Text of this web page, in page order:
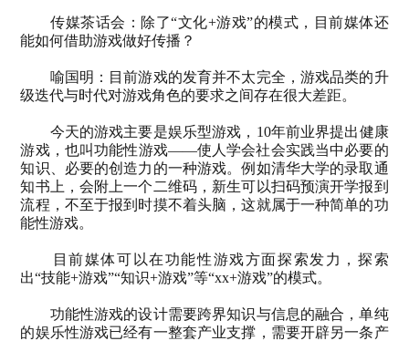
传媒茶话会：除了“文化+游戏”的模式，目前媒体还
能如何借助游戏做好传播？
喻国明：目前游戏的发育并不太完全，游戏品类的升
级迭代与时代对游戏角色的要求之间存在很大差距。
今天的游戏主要是娱乐型游戏， 10年前业界提出健康
游戏，也叫功能性游戏——使人学会社会实践当中必要的
知识、必要的创造力的一种游戏。例如清华大学的录取通
知书上，会附上一个二维码，新生可以扫码预演开学报到
流程，不至于报到时摸不着头脑，这就属于一种简单的功
能性游戏。
目前媒体可以在功能性游戏方面探索发力，探索
出“技能+游戏”“知识+游戏”等“xx+游戏”的模式。
功能性游戏的设计需要跨界知识与信息的融合，单纯
的娱乐性游戏已经有一整套产业支撑，需要开辟另一条产